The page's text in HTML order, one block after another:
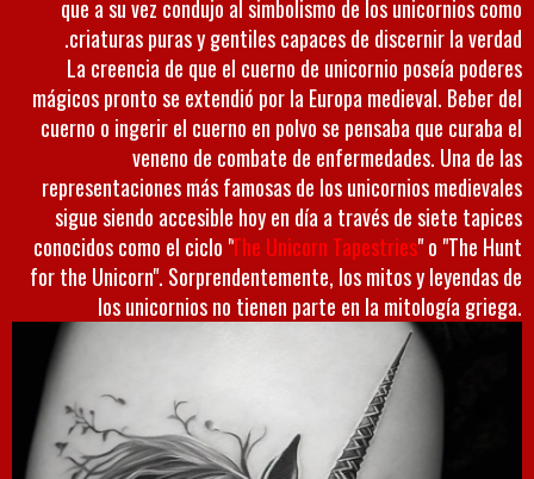
que a su vez condujo al simbolismo de los unicornios como
criaturas puras y gentiles capaces de discernir la verdad.
La creencia de que el cuerno de unicornio poseía poderes
mágicos pronto se extendió por la Europa medieval. Beber del
cuerno o ingerir el cuerno en polvo se pensaba que curaba el
veneno de combate de enfermedades. Una de las
representaciones más famosas de los unicornios medievales
sigue siendo accesible hoy en día a través de siete tapices
conocidos como el ciclo "The Unicorn Tapestries" o "The Hunt
for the Unicorn". Sorprendentemente, los mitos y leyendas de
los unicornios no tienen parte en la mitología griega.